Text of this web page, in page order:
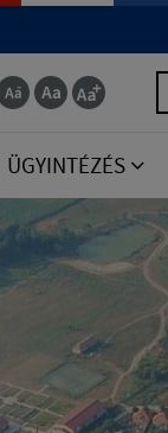
ÜGYINTÉZÉS